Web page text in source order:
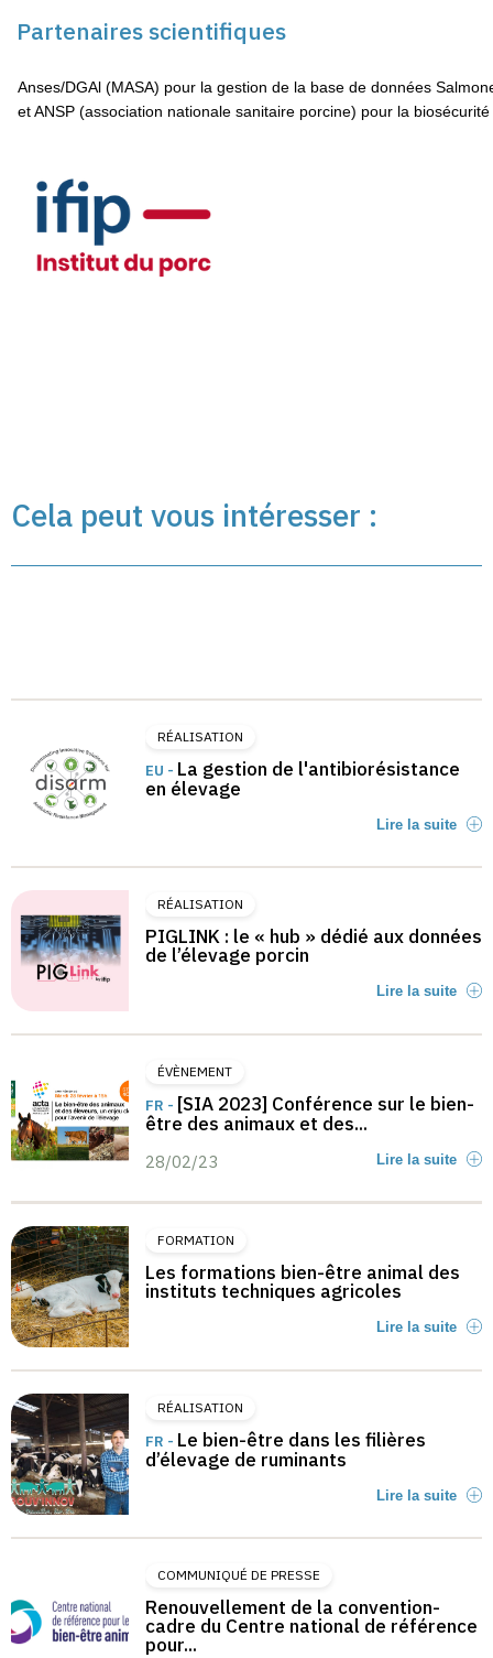
‘Dispositif de maîtrise des salmonelles de la filière
Appli web
PDC – Plan De Contrôle
des autocontrôles sur les contaminants dans les entreprises
d’abattage et découpe d’animaux de boucherie)
Partenaires scientifiques
Anses/DGAl (MASA) pour la gestion de la base de données
et ANSP (association nationale sanitaire porcine) pour la
Cela peut vous intéresser :
RÉALISATION
EU - La gestion de l'antibiorésistance
en élevage
Lire la suite
RÉALISATION
PIGLINK : le « hub » dédié aux données
de l’élevage porcin
Lire la suite
ÉVÈNEMENT
FR - [SIA 2023] Conférence sur le bien-
être des animaux et des...
28/02/23 Lire la suite
FORMATION
Les formations bien-être animal des
instituts techniques agricoles
Lire la suite
RÉALISATION
FR - Le bien-être dans les filières
d’élevage de ruminants
Lire la suite
COMMUNIQUÉ DE PRESSE
Renouvellement de la convention-
cadre du Centre national de référence
pour...